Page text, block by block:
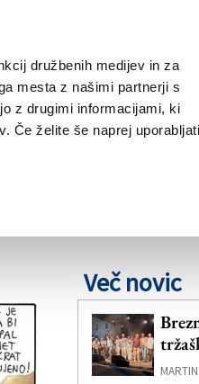
družbenih medijev in za
mesta z našimi partnerji s
z drugimi informacijami, ki
Če želite še naprej uporabljati
ŠPORT ŠE
Več novic